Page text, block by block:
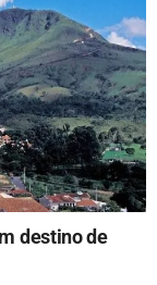
destino de